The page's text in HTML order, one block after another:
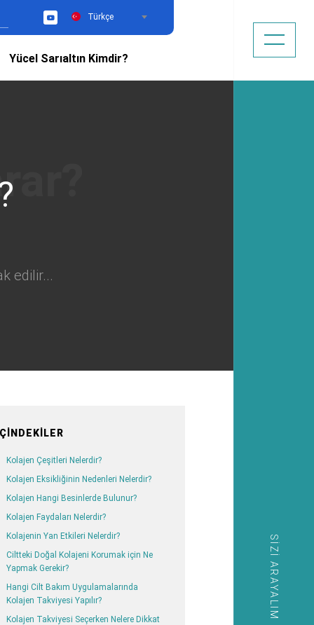
YouTubeTürkçe
Yücel Sarıaltın Kimdir?
SIZI ARAYALIM
edilir...
Kolajen Çeşitleri Nelerdir?
Kolajen Eksikliğinin Nedenleri Nelerdir?
Kolajen Hangi Besinlerde Bulunur?
Kolajen Faydaları Nelerdir?
Kolajenin Yan Etkileri Nelerdir?
Ciltteki Doğal Kolajeni Korumak için Ne
Yapmak Gerekir?
Hangi Cilt Bakım Uygulamalarında
Kolajen Takviyesi Yapılır?
Kolajen Takviyesi Seçerken Nelere Dikkat